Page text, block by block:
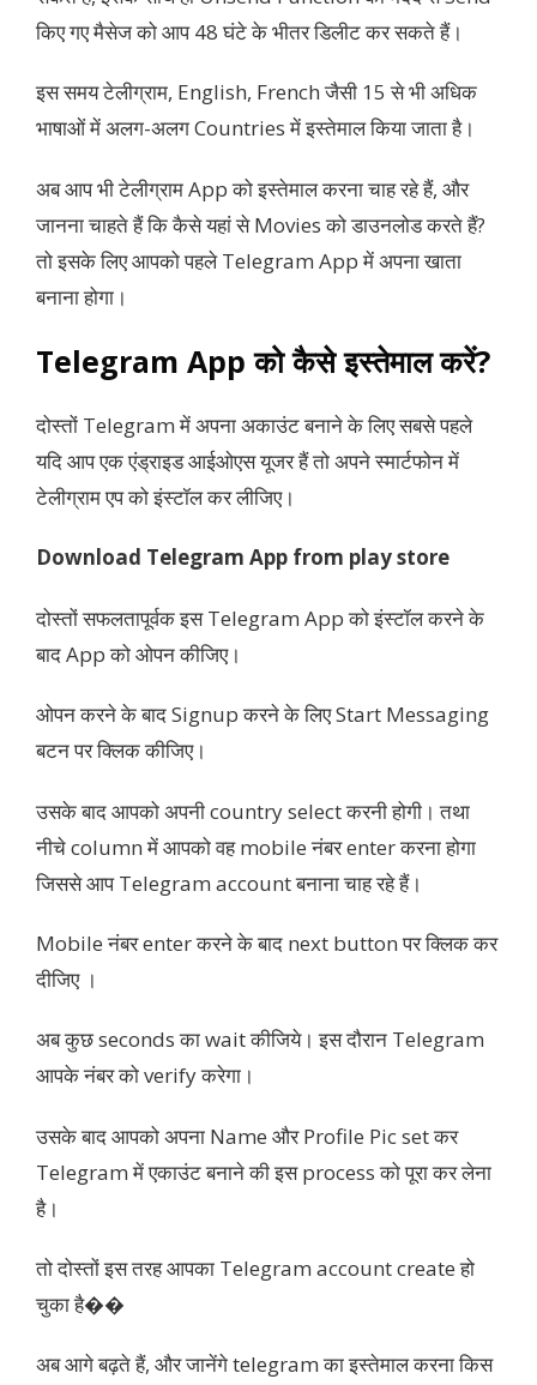
किए गए मैसेज को आप 48 घंटे के भीतर डिलीट कर सकते हैं।
इस समय टेलीग्राम, English, French जैसी 15 से भी अधिक
भाषाओं में अलग-अलग Countries में इस्तेमाल किया जाता है।
अब आप भी टेलीग्राम App को इस्तेमाल करना चाह रहे हैं, और
जानना चाहते हैं कि कैसे यहां से Movies को डाउनलोड करते हैं?
तो इसके लिए आपको पहले Telegram App में अपना खाता
बनाना होगा।
Telegram App को कैसे इस्तेमाल करें?
दोस्तों Telegram में अपना अकाउंट बनाने के लिए सबसे पहले
यदि आप एक एंड्राइड आईओएस यूजर हैं तो अपने स्मार्टफोन में
टेलीग्राम एप को इंस्टॉल कर लीजिए।
Download Telegram App from play store
दोस्तों सफलतापूर्वक इस Telegram App को इंस्टॉल करने के
बाद App को ओपन कीजिए।
ओपन करने के बाद Signup करने के लिए Start Messaging
बटन पर क्लिक कीजिए।
उसके बाद आपको अपनी country select करनी होगी। तथा
नीचे column में आपको वह mobile नंबर enter करना होगा
जिससे आप Telegram account बनाना चाह रहे हैं।
Mobile नंबर enter करने के बाद next button पर क्लिक कर
दीजिए ।
अब कुछ seconds का wait कीजिये। इस दौरान Telegram
आपके नंबर को verify करेगा।
उसके बाद आपको अपना Name और Profile Pic set कर
Telegram में एकाउंट बनाने की इस process को पूरा कर लेना
है।
तो दोस्तों इस तरह आपका Telegram account create हो
चुका है��
अब आगे बढ़ते हैं, और जानेंगे telegram का इस्तेमाल करना किस